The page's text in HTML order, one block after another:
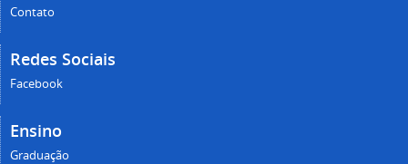
Contato
Redes Sociais
Facebook
Ensino
Graduação